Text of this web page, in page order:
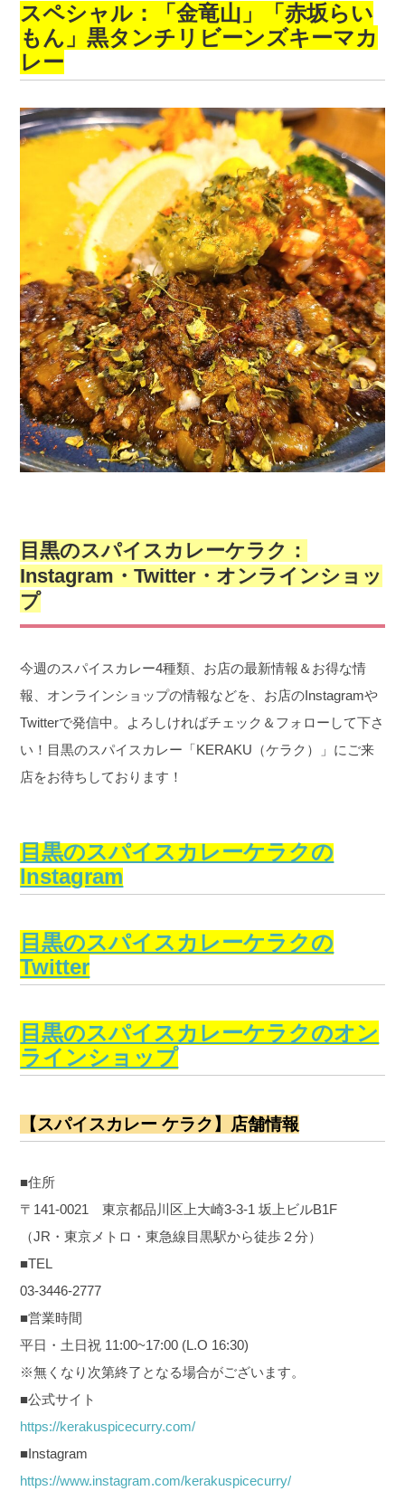
スペシャル：「金竜山」「赤坂らい
もん」黒タンチリビーンズキーマカ
レー
目黒のスパイスカレーケラク：
Instagram・Twitter・オンラインショッ
プ
今週のスパイスカレー4種類、お店の最新情報＆お得な情
報、オンラインショップの情報などを、お店のInstagramや
Twitterで発信中。よろしければチェック＆フォローして下さ
い！目黒のスパイスカレー「KERAKU（ケラク）」にご来
店をお待ちしております！
目黒のスパイスカレーケラクの
Instagram
目黒のスパイスカレーケラクの
Twitter
目黒のスパイスカレーケラクのオン
ラインショップ
【スパイスカレー ケラク】店舗情報
■住所
〒141-0021 東京都品川区上大崎3-3-1 坂上ビルB1F
（JR・東京メトロ・東急線目黒駅から徒歩２分）
■TEL
03-3446-2777
■営業時間
平日・土日祝 11:00~17:00 (L.O 16:30)
※無くなり次第終了となる場合がございます。
■公式サイト
https://kerakuspicecurry.com/
■Instagram
https://www.instagram.com/kerakuspicecurry/